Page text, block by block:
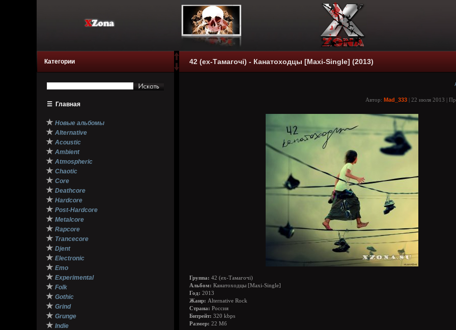
Категории
☰ Главная
★ Новые альбомы
★ Alternative
★ Acoustic
★ Ambient
★ Atmospheric
★ Chaotic
★ Core
★ Deathcore
★ Hardcore
★ Post-Hardcore
★ Metalcore
★ Rapcore
★ Trancecore
★ Djent
★ Electronic
★ Emo
★ Experimental
★ Folk
★ Gothic
★ Grind
★ Grunge
★ Indie
42 (ex-Тамагочi) - Канатоходцы [Maxi-Single] (2013)
Автор: Mad_333 | 22 июля 2013 |
Группа: 42 (ex-Тамагочi)
Альбом: Канатоходцы [Maxi-Single]
Год: 2013
Жанр: Alternative Rock
Страна: Россия
Битрейт: 320 kbps
Размер: 22 Мб